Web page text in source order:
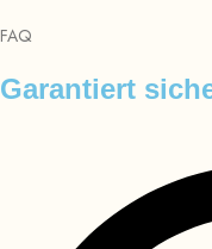
FAQ
Garantiert